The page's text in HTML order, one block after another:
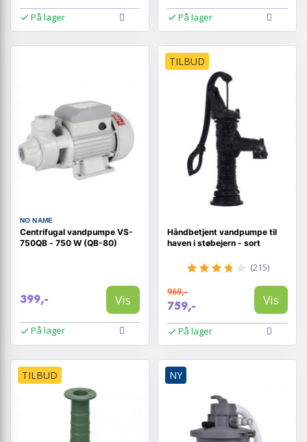
På lager På lager
NO NAME
Centrifugal vandpumpe VS-
750QB - 750 W (QB-80)
399,- Vis
På lager
TILBUD
Håndbetjent vandpumpe til
haven i støbejern - sort
(215)
969,-
759,- Vis
På lager
TILBUD NY